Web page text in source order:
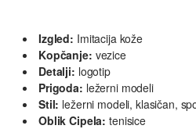
Izgled: Imitacija kože
Kopčanje: vezice
Detalji: logotip
Prigoda: ležerni modeli
Stil: ležerni modeli, klasičan,
Oblik Cipela: tenisice